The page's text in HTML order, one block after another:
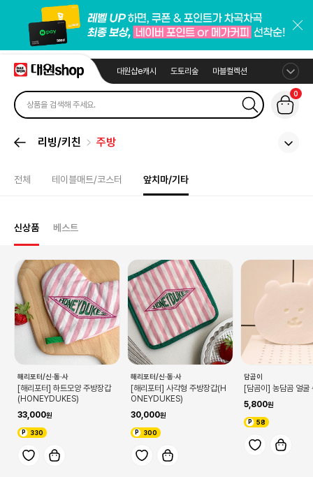
대원샵e캐시 도토리숲 마블컬렉션
0
리빙/키친 주방
전체 테이블매트/코스터 앞치마/기타
신상품 베스트
해리포터/신·동·사
[해리포터] 하트모양 주방장갑
(HONEYDUKES)
33,000
330
해리포터/신·동·사
[해리포터] 사각형 주방장갑(H
ONEYDUKES)
30,000
300
담곰이
[담곰이] 농담곰 얼굴
5,800
58